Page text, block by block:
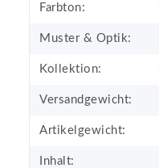
Farbton:
Muster & Optik:
Kollektion:
Versandgewicht:
Artikelgewicht:
Inhalt: